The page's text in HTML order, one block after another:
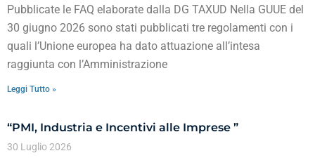
Pubblicate le FAQ elaborate dalla DG TAXUD Nella GUUE del
30 giugno 2026 sono stati pubblicati tre regolamenti con i
quali l’Unione europea ha dato attuazione all’intesa
raggiunta con l’Amministrazione
Leggi Tutto »
“PMI, Industria e Incentivi alle Imprese ”
30 Luglio 2026